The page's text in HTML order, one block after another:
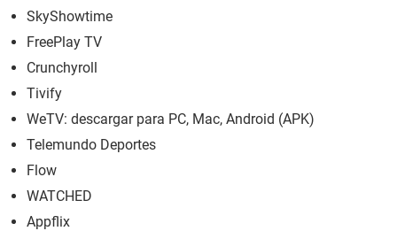
SkyShowtime
FreePlay TV
Crunchyroll
Tivify
WeTV: descargar para PC, Mac, Android (APK)
Telemundo Deportes
Flow
WATCHED
Appflix